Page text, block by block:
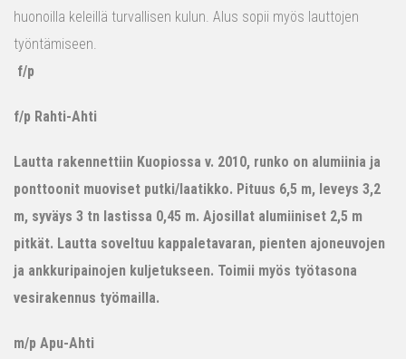
huonoilla keleillä turvallisen kulun. Alus sopii myös lauttojen
työntämiseen.
f/p
f/p Rahti-Ahti
Lautta rakennettiin Kuopiossa v. 2010, runko on alumiinia ja
ponttoonit muoviset putki/laatikko. Pituus 6,5 m, leveys 3,2
m, syväys 3 tn lastissa 0,45 m. Ajosillat alumiiniset 2,5 m
pitkät. Lautta soveltuu kappaletavaran, pienten ajoneuvojen
ja ankkuripainojen kuljetukseen. Toimii myös työtasona
vesirakennus työmailla.
m/p Apu-Ahti